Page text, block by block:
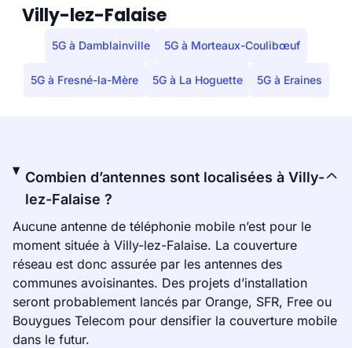
Villy-lez-Falaise
5G à Damblainville 5G à Morteaux-Coulibœuf
5G à Fresné-la-Mère 5G à La Hoguette 5G à Eraines
Combien d’antennes sont localisées à Villy-
lez-Falaise ?
Aucune antenne de téléphonie mobile n’est pour le
moment située à Villy-lez-Falaise. La couverture
réseau est donc assurée par les antennes des
communes avoisinantes. Des projets d’installation
seront probablement lancés par Orange, SFR, Free ou
Bouygues Telecom pour densifier la couverture mobile
dans le futur.